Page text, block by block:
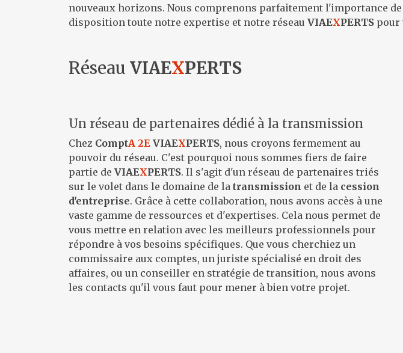
nouveaux horizons. Nous comprenons parfaitement l'importance
disposition toute notre expertise et notre réseau VIAEXPERTS pour
Réseau VIAEXPERTS
Un réseau de partenaires dédié à la transmission
Chez ComptA 2E VIAEXPERTS, nous croyons fermement au
pouvoir du réseau. C'est pourquoi nous sommes fiers de faire
partie de VIAEXPERTS. Il s'agit d'un réseau de partenaires triés
sur le volet dans le domaine de la transmission et de la cession
d'entreprise. Grâce à cette collaboration, nous avons accès à une
vaste gamme de ressources et d'expertises. Cela nous permet de
vous mettre en relation avec les meilleurs professionnels pour
répondre à vos besoins spécifiques. Que vous cherchiez un
commissaire aux comptes, un juriste spécialisé en droit des
affaires, ou un conseiller en stratégie de transition, nous avons
les contacts qu'il vous faut pour mener à bien votre projet.